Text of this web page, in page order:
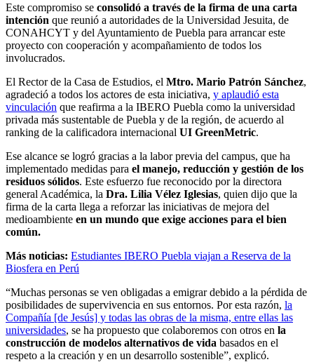
Este compromiso se consolidó a través de la firma de una carta
intención que reunió a autoridades de la Universidad Jesuita, de
CONAHCYT y del Ayuntamiento de Puebla para arrancar este
proyecto con cooperación y acompañamiento de todos los
involucrados.
El Rector de la Casa de Estudios, el Mtro. Mario Patrón Sánchez,
agradeció a todos los actores de esta iniciativa, y aplaudió esta
vinculación que reafirma a la IBERO Puebla como la universidad
privada más sustentable de Puebla y de la región, de acuerdo al
ranking de la calificadora internacional UI GreenMetric.
Ese alcance se logró gracias a la labor previa del campus, que ha
implementado medidas para el manejo, reducción y gestión de los
residuos sólidos. Este esfuerzo fue reconocido por la directora
general Académica, la Dra. Lilia Vélez Iglesias, quien dijo que la
firma de la carta llega a reforzar las iniciativas de mejora del
medioambiente en un mundo que exige acciones para el bien
común.
Más noticias: Estudiantes IBERO Puebla viajan a Reserva de la
Biosfera en Perú
“Muchas personas se ven obligadas a emigrar debido a la pérdida de
posibilidades de supervivencia en sus entornos. Por esta razón, la
Compañía [de Jesús] y todas las obras de la misma, entre ellas las
universidades, se ha propuesto que colaboremos con otros en la
construcción de modelos alternativos de vida basados en el
respeto a la creación y en un desarrollo sostenible”, explicó.